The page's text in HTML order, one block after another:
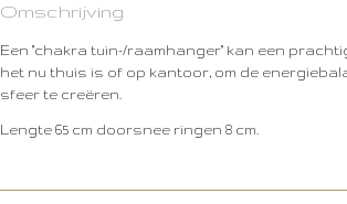
Omschrijving
Een "chakra tuin-/raamhanger" kan een
het nu thuis is of op kantoor, om de
sfeer te creëren.
Lengte 65 cm doorsnee ringen 8 cm.